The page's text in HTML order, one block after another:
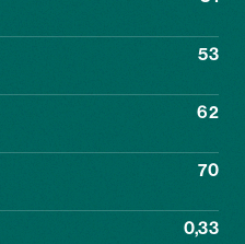
53
62
70
0,33